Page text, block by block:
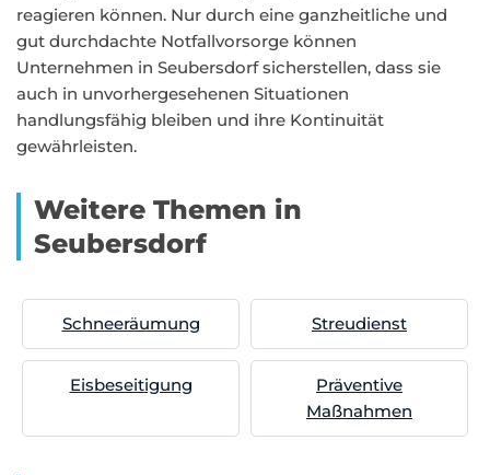
reagieren können. Nur durch eine ganzheitliche und
gut durchdachte Notfallvorsorge können
Unternehmen in Seubersdorf sicherstellen, dass sie
auch in unvorhergesehenen Situationen
handlungsfähig bleiben und ihre Kontinuität
gewährleisten.
Weitere Themen in
Seubersdorf
Schneeräumung Streudienst
Eisbeseitigung
Präventive
Maßnahmen